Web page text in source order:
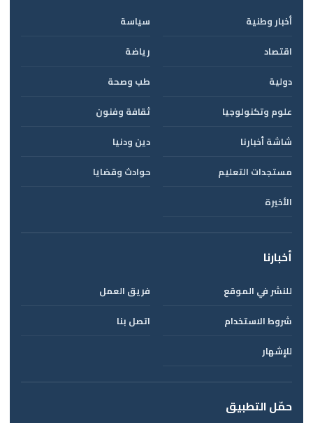
أخبار وطنية
سياسة
اقتصاد
رياضة
دولية
طب وصحة
علوم وتكنولوجيا
ثقافة وفنون
شاشة أخبارنا
دين ودنيا
مستجدات التعليم
حوادث وقضايا
الأخيرة
أخبارنا
للنشر في الموقع
فريق العمل
شروط الاستخدام
اتصل بنا
للإشهار
حمّل التطبيق